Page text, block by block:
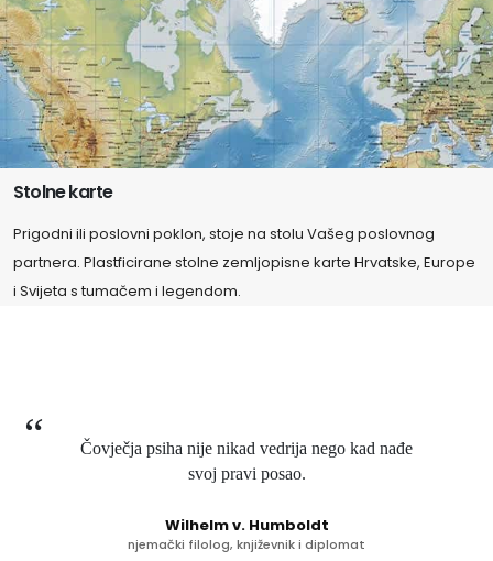
Stolne karte
Prigodni ili poslovni poklon, stoje na stolu Vašeg poslovnog
partnera. Plastficirane stolne zemljopisne karte Hrvatske, Europe
i Svijeta s tumačem i legendom.
Čovječja psiha nije nikad vedrija nego kad nađe
svoj pravi posao.
Wilhelm v. Humboldt
njemački filolog, književnik i diplomat